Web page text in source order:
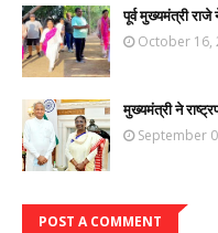
पूर्व मुख्यमंत्री
October 16,
मुख्यमंत्री ने
September
POST A COMMENT